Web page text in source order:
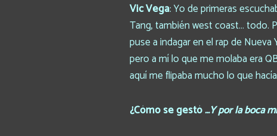
Vic Vega: Yo de primeras
Tang, también west coast… todo.
puse a indagar en el rap de
pero a mí lo que me molaba era
aquí me flipaba mucho lo que
¿Cómo se gestó…Y por la boca